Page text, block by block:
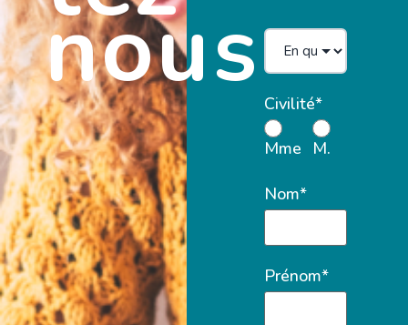
nous Civilité*
Mme M.
Nom*
Prénom*